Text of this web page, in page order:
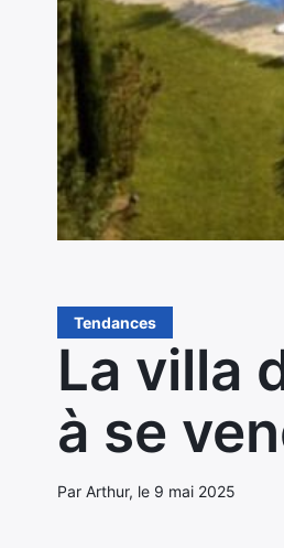
Tendances
La villa
à se
Par Arthur, le 9 mai 2025